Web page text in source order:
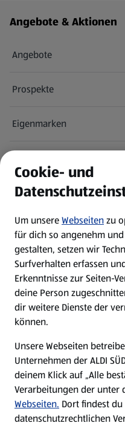
Fußzeilenmenü - weitere
Angebote & Aktionen
Angebote
Prospekte
Eigenmarken
Newsletter
WhatsApp
Über ALDI SÜD
Filialen
Nachhaltigkeit
Karriere
Cookie- und
Um unsereWebseitenzu
für dich so angenehm
gestalten, setzen wir
Surfverhalten erfassen
Erkenntnisse zur Seiten-
deine Person
dir weitere Dienste der
können.
Unsere Webseiten
Unternehmen der ALDI
deinem Klick auf „Alle
Verarbeitungen der unter
Webseiten. Dort findest
datenschutzrechtlichen